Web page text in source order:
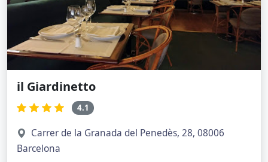
il Giardinetto
4.1
Carrer de la Granada del Penedès, 28, 08006
Barcelona